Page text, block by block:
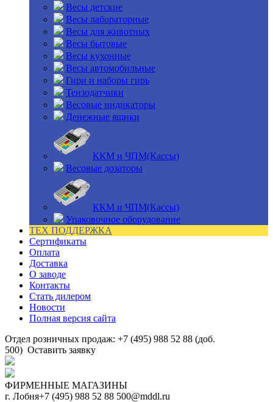
Весы детские
Весы лабораторные
Весы для животных
Весы бытовые
Весы кухонные
Весы автомобильные
Гири и наборы гирь
Тензодатчики
Весовые индикаторы
Денежные ящики
ККМ и ЧПМ(Кассы)
Весовые дозаторы
ККМ и ЧПМ(Кассы)
Упаковочное оборудование
ТЕХ ПОДДЕРЖКА
Сертификаты
Оплата
Доставка
О заводе
Контакты
Стать дилером
Новости
Полная версия сайта
Отдел розничных продаж: +7 (495) 988 52 88 (доб.
500) Оставить заявку
ФИРМЕННЫЕ МАГАЗИНЫ
г. Лобня+7 (495) 988 52 88 500@mddl.ru